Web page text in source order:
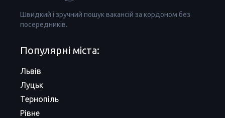
Швидкий і зручний пошук вакансій за кордоном без
посередників.
Популярні міста:
Львів
Луцьк
Тернопіль
Рівне